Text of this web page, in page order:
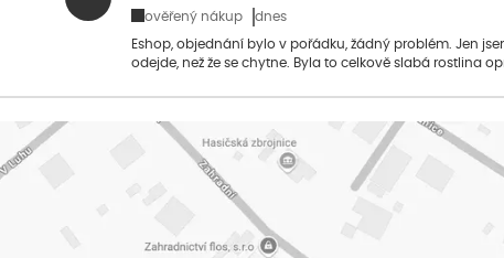
ověřený nákup dnes
Eshop, objednání bylo v pořádku, žádný problém. Jen
odejde, než že se chytne. Byla to celkově slabá rostlina